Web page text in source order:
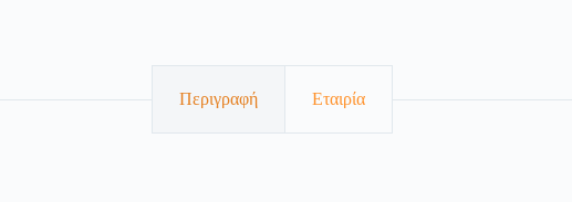
Περιγραφή Εταιρία